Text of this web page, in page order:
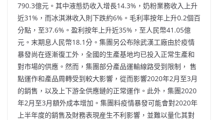
790.3億元。其中液態奶收入增長14.3%，奶粉業務收入上升
近31%，而冰淇淋收入則下跌約6%。毛利率按年上升0.2個百
分點，至37.6%。盈利按年上升近35%，至人民幣41.05億
元。末期息人民幣18.1分。集團另公布除武漢工廠由於疫情
暴發尚在逐漸復工外，全國的生產基地均已投入正常生產和
對市場的供應。然而，集團部分產品運輸線路受到限制， 售
點運作和產品周轉受到較大影響，從而影響2020年2月至3月
的銷售，以及上下游全供應鏈的正常運作。此外，集團2020
年2月至3月額外成本增加。集團料疫情暴發可能會對2020年
上半年度的銷售及財務表現産生不利影響，並難以量化其對